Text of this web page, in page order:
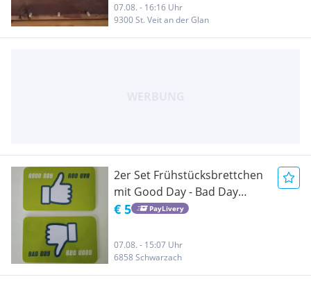
07.08. - 16:16 Uhr
9300 St. Veit an der Glan
2er Set Frühstücksbrettchen
mit Good Day - Bad Day
Dekor, Größe: 23.5 x 14.5 cm,
€ 5 PayLivery
07.08. - 15:07 Uhr
6858 Schwarzach